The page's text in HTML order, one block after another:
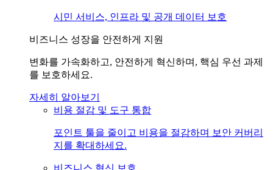
시민 서비스, 인프라 및 공개 데이터 보호
비즈니스 성장을 안전하게 지원
변화를 가속화하고, 안전하게 혁신하며, 핵심 우선 과제
를 보호하세요.
자세히 알아보기
비용 절감 및 도구 통합
포인트 툴을 줄이고 비용을 절감하며 보안 커버리
지를 확대하세요.
비즈니스 혁신 보호